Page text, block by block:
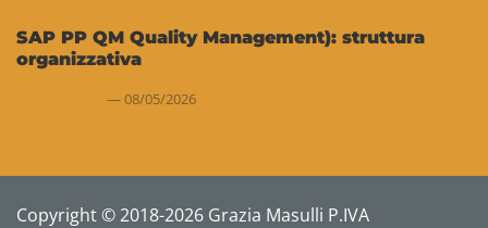
SAP PP QM Quality Management): struttura
organizzativa
08/05/2026
Copyright © 2018-2026 Grazia Masulli P.IVA